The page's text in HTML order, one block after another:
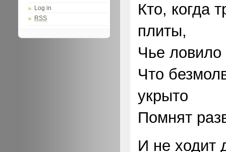
Log in
RSS
Кто, когда
плиты,
Чье ловило
Что
укрыто
Помнят
И не ходит